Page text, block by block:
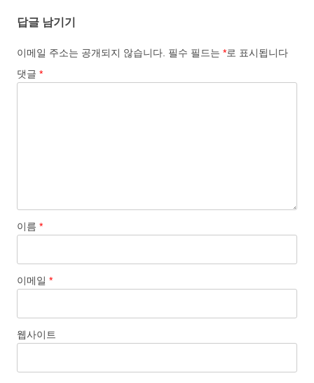
답글 남기기
이메일 주소는 공개되지 않습니다. 필수 필드는 *로 표시됩니다
댓글 *
이름 *
이메일 *
웹사이트